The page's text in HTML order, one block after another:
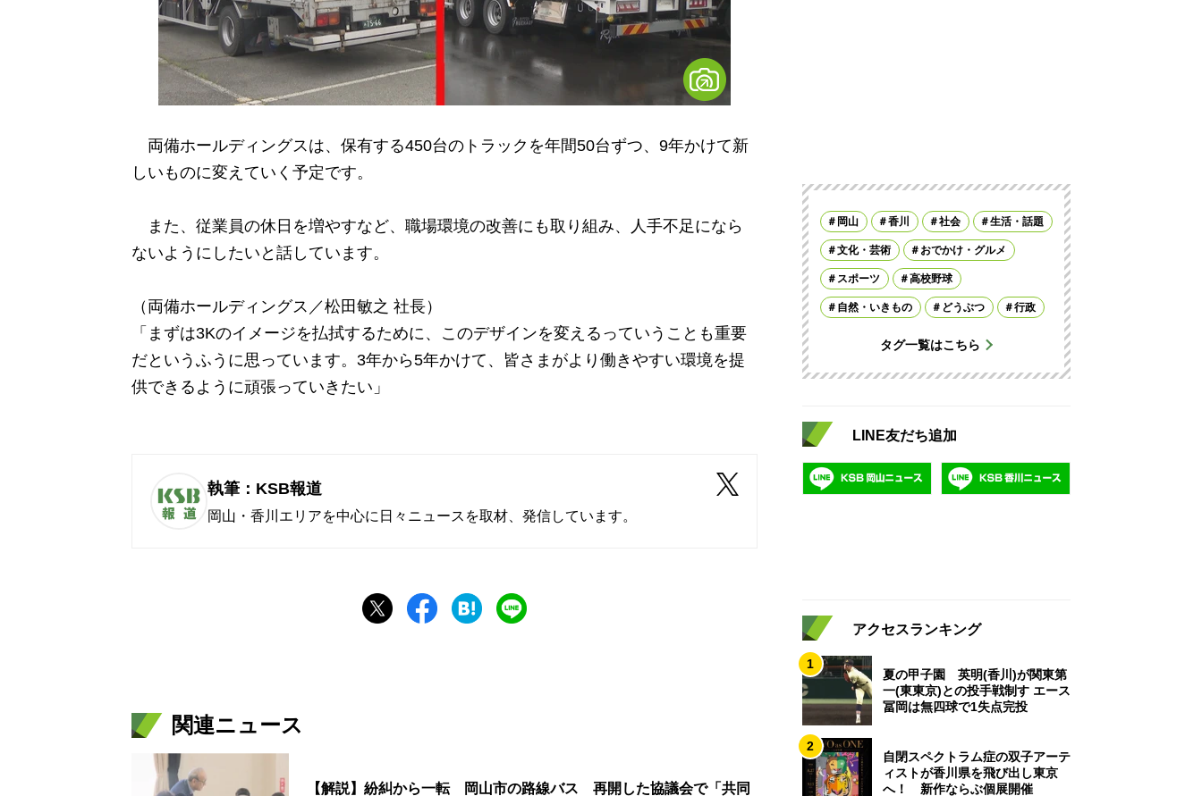
両備ホールディングスは、保有する450台のトラックを年間50台ずつ、9年かけて新
しいものに変えていく予定です。
また、従業員の休日を増やすなど、職場環境の改善にも取り組み、人手不足になら
ないようにしたいと話しています。
（両備ホールディングス／松田敏之 社長）
「まずは3Kのイメージを払拭するために、このデザインを変えるっていうことも重要
だというふうに思っています。3年から5年かけて、皆さまがより働きやすい環境を提
供できるように頑張っていきたい」
執筆：KSB報道
岡山・香川エリアを中心に日々ニュースを取材、発信しています。
関連ニュース
【解説】紛糾から一転 岡山市の路線バス 再開した協議会で「共同
岡山 香川 社会 生活・話題
文化・芸術 おでかけ・グルメ
スポーツ 高校野球
自然・いきもの どうぶつ 行政
タグ一覧はこちら
LINE友だち追加
アクセスランキング
1
夏の甲子園 英明(香川)が関東第
一(東東京)との投手戦制す エース
冨岡は無四球で1失点完投
2
自閉スペクトラム症の双子アーテ
ィストが香川県を飛び出し東京
へ！ 新作ならぶ個展開催